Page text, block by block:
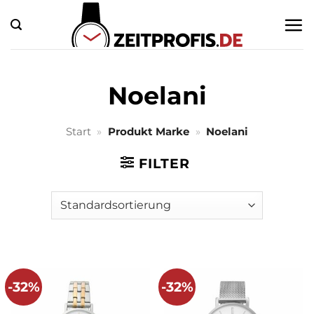
Inhalt
springen
Noelani
Start » Produkt Marke » Noelani
FILTER
-32% -32%